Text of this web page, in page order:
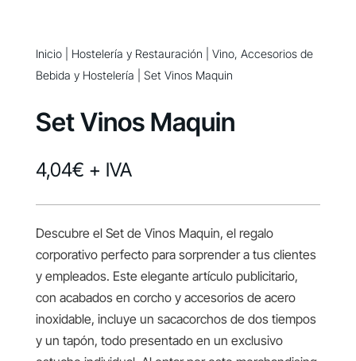
Inicio| Hostelería y Restauración
Vino, Accesorios de
Bebida y Hostelería | Set Vinos Maquin
Set Vinos Maquin
4,04€ + IVA
Descubre el Set de Vinos Maquin, el regalo
corporativo perfecto para sorprender a tus clientes
y empleados. Este elegante artículo publicitario,
con acabados en corcho y accesorios de acero
inoxidable, incluye un sacacorchos de dos tiempos
y un tapón, todo presentado en un exclusivo